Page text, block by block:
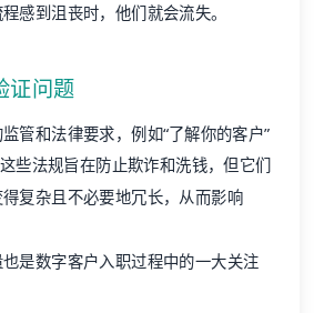
感到沮丧时，他们就会流失。
证问题
管和法律要求，例如“了解你的客户”
这些法规旨在防止欺诈和洗钱，但它们
复杂且不必要地冗长，从而影响
是数字客户入职过程中的一大关注